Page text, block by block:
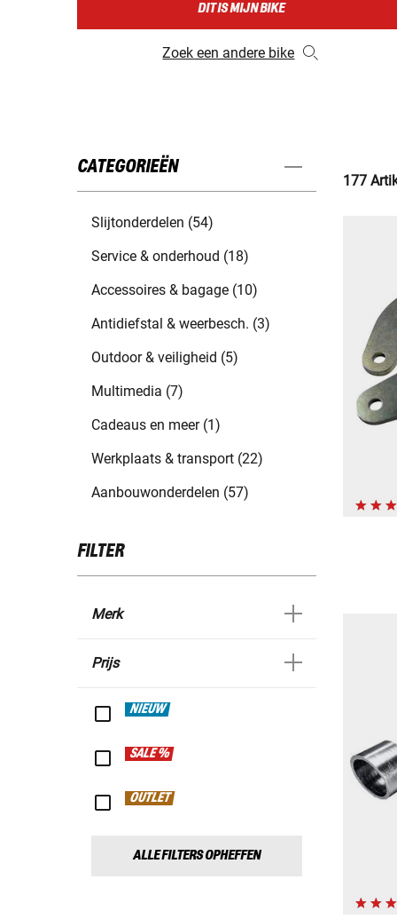
DIT IS MIJN BIKE
Zoek een andere bike
CATEGORIEËN
Slijtonderdelen (54)
Service & onderhoud (18)
Accessoires & bagage (10)
Antidiefstal & weerbesch. (3)
Outdoor & veiligheid (5)
Multimedia (7)
Cadeaus en meer (1)
Werkplaats & transport (22)
Aanbouwonderdelen (57)
FILTER
Merk
Prijs
NIEUW
SALE %
OUTLET
ALLE FILTERS OPHEFFEN
177